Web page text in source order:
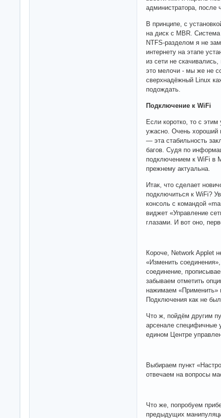
администратора, после
В принципе, с
на диск с MBR.
NTFS-разделом я не
интернету на этапе
из сети не
это мелочи - мы же не
сверхнадёжный Linux
подождать.
Подключение к WiFi
Если коротко, то с
ужасно. Очень хороший
— эта стабильность
багов. Судя по
подключением к WiFi в
прежнему актуальна.
Итак, что сделает
подключиться к WiFi?
консоль с командой
виджет «Управление
глазами. И вот оно,
Короче, Network Applet
«Изменить
соединение,
забываем отметить
нажимаем «Применить»
Подключения как не
Что ж, пойдём другим
арсенале специфичные
едином Центре
Выбираем пункт
отвечаем на вопросы
Что же, попробуем
предыдущих